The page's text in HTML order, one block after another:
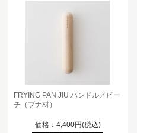
FRYING PAN JIU ハンドル／ビー
チ（ブナ材）
価格：4,400円(税込)